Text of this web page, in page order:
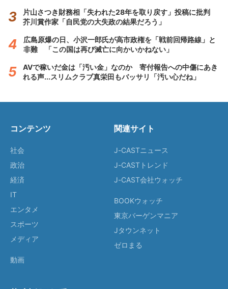
片山さつき財務相「失われた28年を取り戻す」投稿に批判
芥川賞作家「自民党の大失政の結果だろう」
広島原爆の日、小沢一郎氏が高市政権を「戦前回帰路線」と
非難 「この国は再び滅亡に向かいかねない」
AVで稼いだ金は「汚い金」なのか 寄付報告への中傷にあき
れる声...スリムクラブ真栄田もバッサリ「汚い心だね」
コンテンツ
社会
政治
経済
IT
エンタメ
スポーツ
メディア
動画
関連サイト
J-CASTニュース
J-CASTトレンド
J-CAST会社ウォッチ
BOOKウォッチ
東京バーゲンマニア
Jタウンネット
ゼロまる